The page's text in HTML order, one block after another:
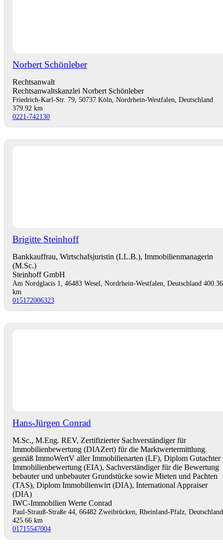
Norbert Schönleber
Rechtsanwalt
Rechtsanwaltskanzlei Norbert Schönleber
Friedrich-Karl-Str. 79, 50737 Köln, Nordrhein-Westfalen, Deutschland
379.92 km
0221-742130
Brigitte Steinhoff
Bankkauffrau, Wirtschafsjuristin (LL.B.), Immobilienmanagerin
(M.Sc.)
Steinhoff GmbH
Am Nordglacis 1, 46483 Wesel, Nordrhein-Westfalen, Deutschland 400.36
km
015172006323
Hans-Jürgen Conrad
M.Sc., M.Eng. REV, Zertifizierter Sachverständiger für
Immobilienbewertung (DIAZert) für die Marktwertermittlung
gemäß ImmoWertV aller Immobilienarten (LF), Diplom Gutachter
Immobilienbewertung (EIA), Sachverständiger für die Bewertung
bebauter und unbebauter Grundstücke sowie Mieten und Pachten
(TAS), Diplom Immobilienwirt (DIA), International Appraiser
(DIA)
IWC-Immobilien Werte Conrad
Paul-Strauß-Straße 44, 66482 Zweibrücken, Rheinland-Pfalz, Deutschland
425.66 km
01715547004